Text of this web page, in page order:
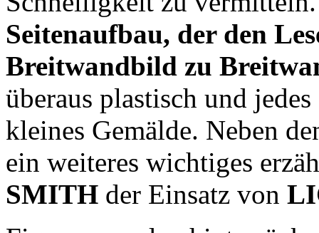
Seitenaufbau, der den
Breitwandbild zu
überaus plastisch und
kleines Gemälde. Neben
ein weiteres wichtiges
SMITH der Einsatz von